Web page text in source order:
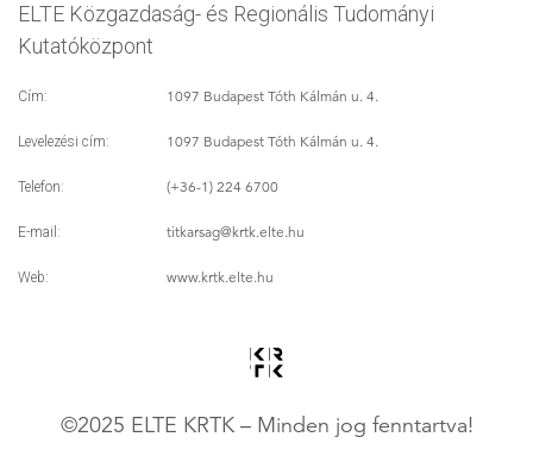
ELTE Közgazdaság- és Regionális Tudományi
Kutatóközpont
Cím: 1097 Budapest Tóth Kálmán u. 4.
Levelezési cím: 1097 Budapest Tóth Kálmán u. 4.
Telefon: (+36-1) 224 6700
E-mail: titkarsag@krtk.elte.hu
Web: www.krtk.elte.hu
©2025 ELTE KRTK – Minden jog fenntartva!